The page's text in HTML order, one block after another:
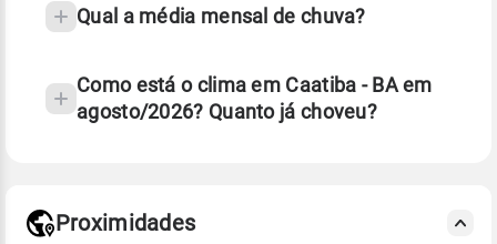
Qual a média mensal de chuva?
Como está o clima em Caatiba - BA em
agosto/2026? Quanto já choveu?
Proximidades